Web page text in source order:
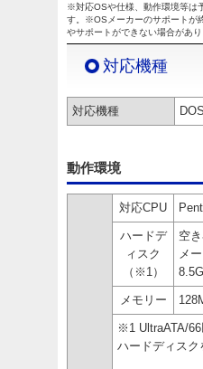
※対応OSや仕様、動作環境等は
す。※OSメーカーのサポートが
やサポートができない場合があり
対応機種
対応機種
動作環境
対応CPU
ハードデ
ィスク
（※1）
空
メ
メモリー
※1 UltraATA/
ハードディスク